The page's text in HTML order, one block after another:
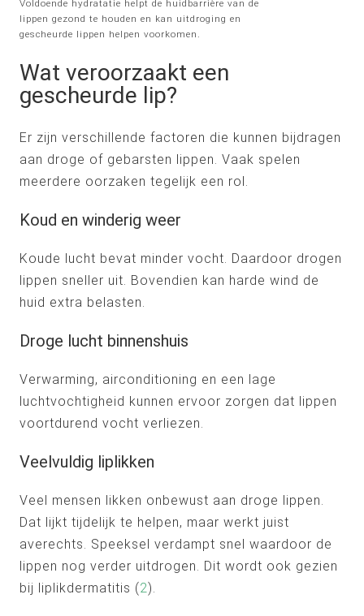
Voldoende hydratatie helpt de huidbarrière van de
lippen gezond te houden en kan uitdroging en
gescheurde lippen helpen voorkomen.
Wat veroorzaakt een
gescheurde lip?
Er zijn verschillende factoren die kunnen bijdragen
aan droge of gebarsten lippen. Vaak spelen
meerdere oorzaken tegelijk een rol.
Koud en winderig weer
Koude lucht bevat minder vocht. Daardoor drogen
lippen sneller uit. Bovendien kan harde wind de
huid extra belasten.
Droge lucht binnenshuis
Verwarming, airconditioning en een lage
luchtvochtigheid kunnen ervoor zorgen dat lippen
voortdurend vocht verliezen.
Veelvuldig liplikken
Veel mensen likken onbewust aan droge lippen.
Dat lijkt tijdelijk te helpen, maar werkt juist
averechts. Speeksel verdampt snel waardoor de
lippen nog verder uitdrogen. Dit wordt ook gezien
bij liplikdermatitis (2).